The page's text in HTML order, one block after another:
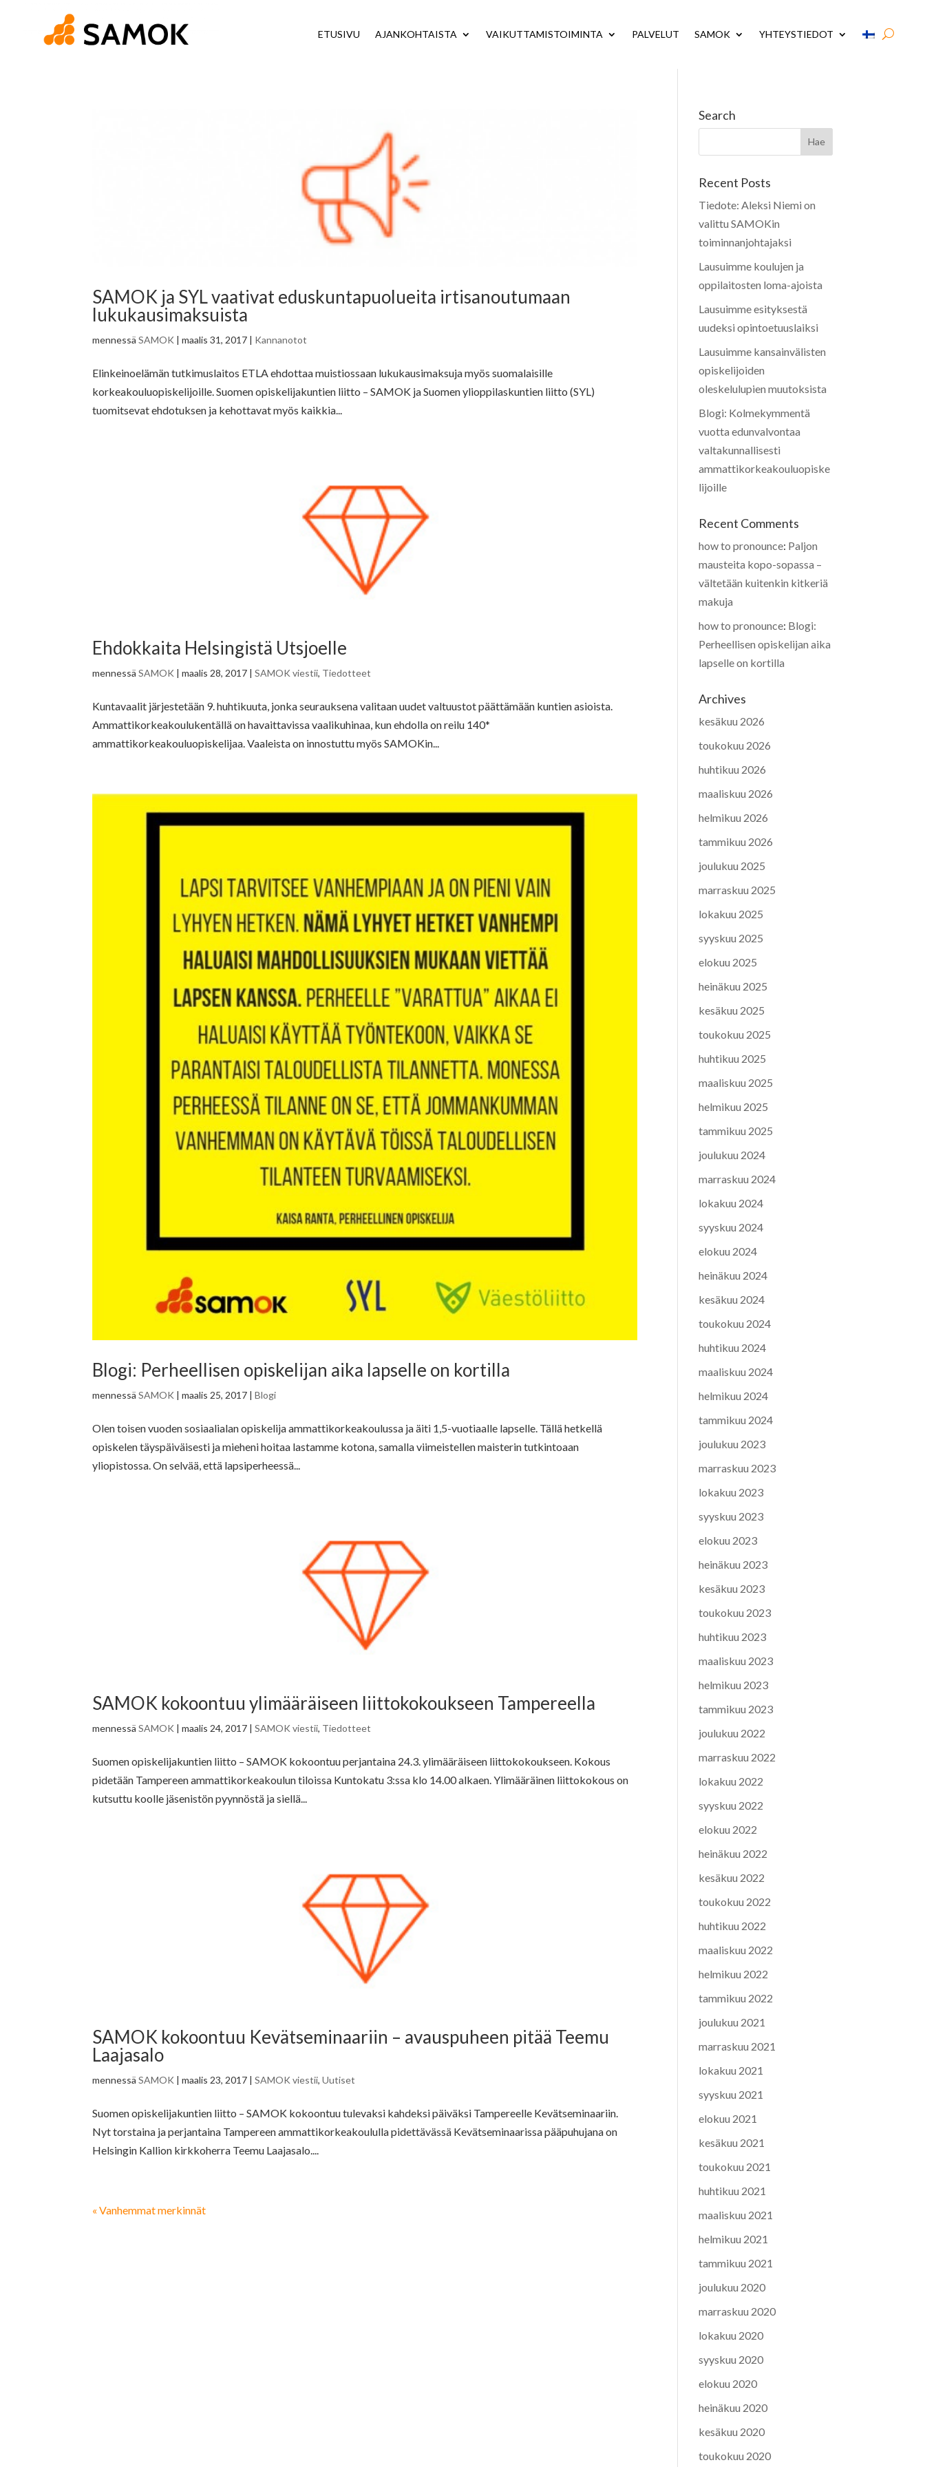
ETUSIVU AJANKOHTAISTA VAIKUTTAMISTOIMINTA PALVELUT SAMOK YHTEYSTIEDOT
SAMOK ja SYL vaativat eduskuntapuolueita irtisanoutumaan
lukukausimaksuista
mennessäSAMOK |maalis 31, 2017 | Kannanotot
Elinkeinoelämän tutkimuslaitos ETLA ehdottaa muistiossaan lukukausimaksuja myös suomalaisille
korkeakouluopiskelijoille. Suomen opiskelijakuntien liitto – SAMOK ja Suomen ylioppilaskuntien liitto (SYL)
tuomitsevat ehdotuksen ja kehottavat myös kaikkia...
Ehdokkaita Helsingistä Utsjoelle
mennessäSAMOK |maalis 28, 2017 |SAMOK viestii, Tiedotteet
Kuntavaalit järjestetään 9. huhtikuuta, jonka seurauksena valitaan uudet valtuustot päättämään kuntien asioista.
Ammattikorkeakoulukentällä on havaittavissa vaalikuhinaa, kun ehdolla on reilu 140*
ammattikorkeakouluopiskelijaa. Vaaleista on innostuttu myös SAMOKin...
Blogi: Perheellisen opiskelijan aika lapselle on kortilla
mennessäSAMOK |maalis 25, 2017 |Blogi
Olen toisen vuoden sosiaalialan opiskelija ammattikorkeakoulussa ja äiti 1,5-vuotiaalle lapselle. Tällä hetkellä
opiskelen täyspäiväisesti ja mieheni hoitaa lastamme kotona, samalla viimeistellen maisterin tutkintoaan
yliopistossa. On selvää, että lapsiperheessä...
SAMOK kokoontuu ylimääräiseen liittokokoukseen Tampereella
mennessäSAMOK |maalis 24, 2017 |SAMOK viestii, Tiedotteet
Suomen opiskelijakuntien liitto – SAMOK kokoontuu perjantaina 24.3. ylimääräiseen liittokokoukseen. Kokous
pidetään Tampereen ammattikorkeakoulun tiloissa Kuntokatu 3:ssa klo 14.00 alkaen. Ylimääräinen liittokokous on
kutsuttu koolle jäsenistön pyynnöstä ja siellä...
SAMOK kokoontuu Kevätseminaariin – avauspuheen pitää Teemu
Laajasalo
mennessäSAMOK |maalis 23, 2017 |SAMOK viestii,Uutiset
Suomen opiskelijakuntien liitto – SAMOK kokoontuu tulevaksi kahdeksi päiväksi Tampereelle Kevätseminaariin.
Nyt torstaina ja perjantaina Tampereen ammattikorkeakoululla pidettävässä Kevätseminaarissa pääpuhujana on
Helsingin Kallion kirkkoherra Teemu Laajasalo....
« Vanhemmat merkinnät
Search
Recent Posts
Tiedote: Aleksi Niemi on
valittu SAMOKin
toiminnanjohtajaksi
Lausuimme koulujen ja
oppilaitosten loma-ajoista
Lausuimme esityksestä
uudeksi opintoetuuslaiksi
Lausuimme kansainvälisten
opiskelijoiden
oleskelulupien muutoksista
Blogi: Kolmekymmentä
vuotta edunvalvontaa
valtakunnallisesti
ammattikorkeakouluopiske
lijoille
Recent Comments
how to pronounce: Paljon
mausteita kopo-sopassa –
vältetään kuitenkin kitkeriä
makuja
how to pronounce: Blogi:
Perheellisen opiskelijan aika
lapselle on kortilla
Archives
kesäkuu 2026
toukokuu 2026
huhtikuu 2026
maaliskuu 2026
helmikuu 2026
tammikuu 2026
joulukuu 2025
marraskuu 2025
lokakuu 2025
syyskuu 2025
elokuu 2025
heinäkuu 2025
kesäkuu 2025
toukokuu 2025
huhtikuu 2025
maaliskuu 2025
helmikuu 2025
tammikuu 2025
joulukuu 2024
marraskuu 2024
lokakuu 2024
syyskuu 2024
elokuu 2024
heinäkuu 2024
kesäkuu 2024
toukokuu 2024
huhtikuu 2024
maaliskuu 2024
helmikuu 2024
tammikuu 2024
joulukuu 2023
marraskuu 2023
lokakuu 2023
syyskuu 2023
elokuu 2023
heinäkuu 2023
kesäkuu 2023
toukokuu 2023
huhtikuu 2023
maaliskuu 2023
helmikuu 2023
tammikuu 2023
joulukuu 2022
marraskuu 2022
lokakuu 2022
syyskuu 2022
elokuu 2022
heinäkuu 2022
kesäkuu 2022
toukokuu 2022
huhtikuu 2022
maaliskuu 2022
helmikuu 2022
tammikuu 2022
joulukuu 2021
marraskuu 2021
lokakuu 2021
syyskuu 2021
elokuu 2021
kesäkuu 2021
toukokuu 2021
huhtikuu 2021
maaliskuu 2021
helmikuu 2021
tammikuu 2021
joulukuu 2020
marraskuu 2020
lokakuu 2020
syyskuu 2020
elokuu 2020
heinäkuu 2020
kesäkuu 2020
toukokuu 2020